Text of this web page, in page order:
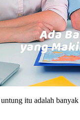
untung itu adalah